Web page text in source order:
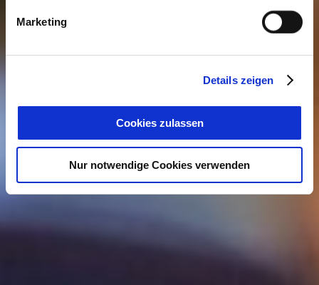
Marketing
Details zeigen
Cookies zulassen
Nur notwendige Cookies verwenden